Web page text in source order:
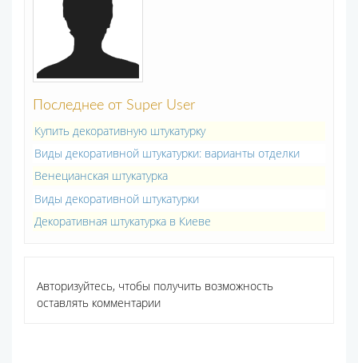
Последнее от Super User
Купить декоративную штукатурку
Виды декоративной штукатурки: варианты отделки
Венецианская штукатурка
Виды декоративной штукатурки
Декоративная штукатурка в Киеве
Авторизуйтесь, чтобы получить возможность
оставлять комментарии